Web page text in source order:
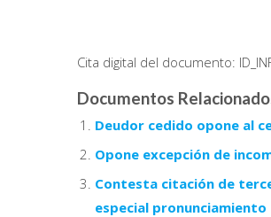
Cita digital del documento:
Documentos
Deudor cedido opone al
Opone excepción de
Contesta citación de
especial pronunciamiento